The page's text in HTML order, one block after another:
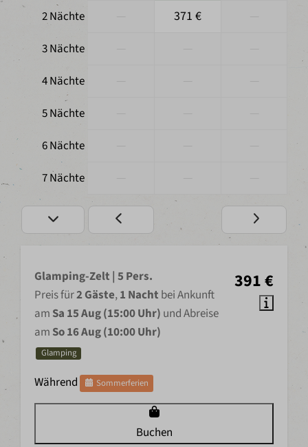
2 Nächte 371 €
3 Nächte
4 Nächte
5 Nächte
6 Nächte
7 Nächte
391 €
Glamping-Zelt | 5 Pers.
Preis für2 Gäste,1 Nacht bei Ankunft
am Sa 15 Aug (15:00 Uhr) und Abreise
am So 16 Aug (10:00 Uhr)
Glamping
Während Sommerferien
Buchen